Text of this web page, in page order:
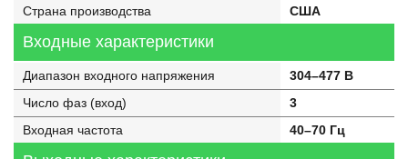
Страна производства
США
Входные характеристики
Диапазон входного напряжения
304–477 В
Число фаз (вход)
3
Входная частота
40–70 Гц